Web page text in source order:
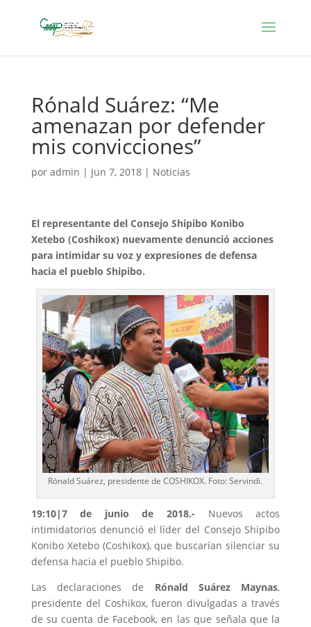
Rónald Suárez: “Me
amenazan por defender
mis convicciones”
por admin | Jun 7, 2018| Noticias
El representante del Consejo Shipibo Konibo
Xetebo (Coshikox) nuevamente denunció acciones
para intimidar su voz y expresiones de defensa
hacia el pueblo Shipibo.
Rónald Suárez, presidente de COSHIKOX. Foto: Servindi.
19:10|7 de junio de 2018.- Nuevos actos
intimidatorios denunció el líder del Consejo Shipibo
Konibo Xetebo (Coshikox), que buscarían silenciar su
defensa hacia el pueblo Shipibo.
Las declaraciones de Rónald Suárez Maynas,
presidente del Coshikox, fueron divulgadas a través
de su cuenta de Facebook, en las que señala que la